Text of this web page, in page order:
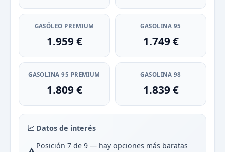
GASÓLEO PREMIUM
1.959 €
GASOLINA 95
1.749 €
GASOLINA 95 PREMIUM
1.809 €
GASOLINA 98
1.839 €
📈 Datos de interés
Posición 7 de 9 — hay opciones más baratas